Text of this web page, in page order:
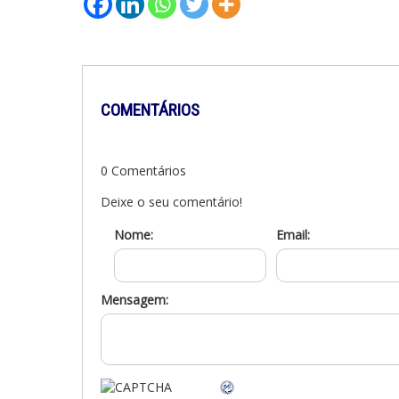
COMENTÁRIOS
0 Comentários
Deixe o seu comentário!
Nome:
Email:
Mensagem: